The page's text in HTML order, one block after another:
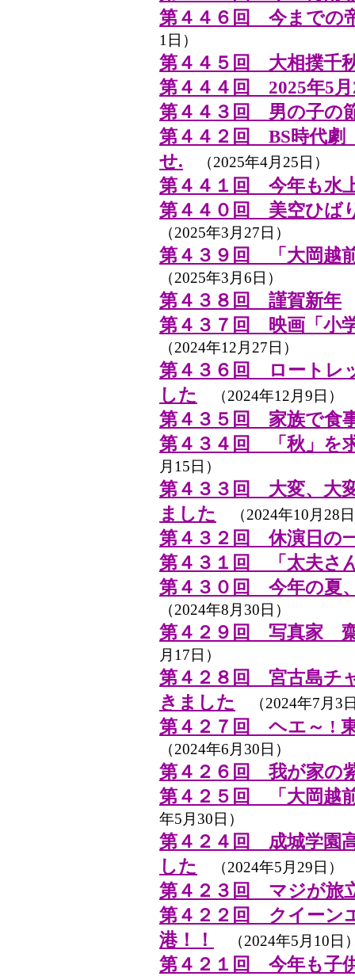
第４４６回 今までの
1日）
第４４５回 大相撲千
第４４４回 2025年5月
第４４３回 男の子の
第４４２回 BS時代劇
せ. （2025年4月25日）
第４４１回 今年も水
第４４０回 美空ひば
（2025年3月27日）
第４３９回 「大岡越
（2025年3月6日）
第４３８回 謹賀新年
第４３７回 映画「小
（2024年12月27日）
第４３６回 ロートレ
した
（2024年12月9日）
第４３５回 家族で食
第４３４回 「秋」を
月15日）
第４３３回 大変、大
ました
（2024年10月28
第４３２回 休演日の
第４３１回 「太夫さ
第４３０回 今年の夏
（2024年8月30日）
第４２９回 写真家
月17日）
第４２８回 宮古島チ
きました
（2024年7月3
第４２７回 ヘエ～ !
（2024年6月30日）
第４２６回 我が家の
第４２５回 「大岡越
年5月30日）
第４２４回 成城学園
した
（2024年5月29日）
第４２３回 マジが旅
第４２２回 クイーン
港！！
（2024年5月10日
第４２１回 今年も子